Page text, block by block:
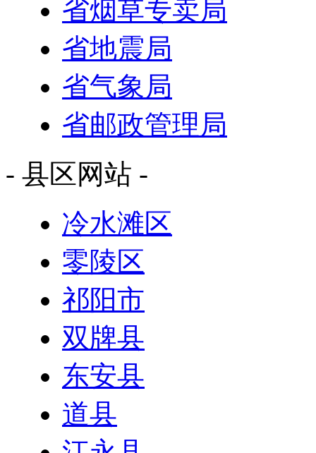
省烟草专卖局
省地震局
省气象局
省邮政管理局
- 县区网站 -
冷水滩区
零陵区
祁阳市
双牌县
东安县
道县